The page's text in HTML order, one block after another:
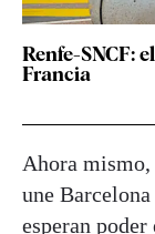
Renfe-SNCF:
Francia
Ahora mismo,
une Barcelona
esperan